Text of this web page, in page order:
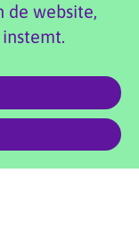
|
Compound
de website,